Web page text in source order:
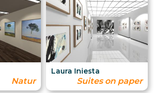
Natur
Laura Iniesta
Suites on paper